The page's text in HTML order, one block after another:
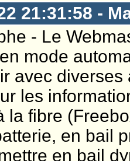
21:31:58 -
- Le
mode
avec diverses
les
la fibre
en bail
en bail